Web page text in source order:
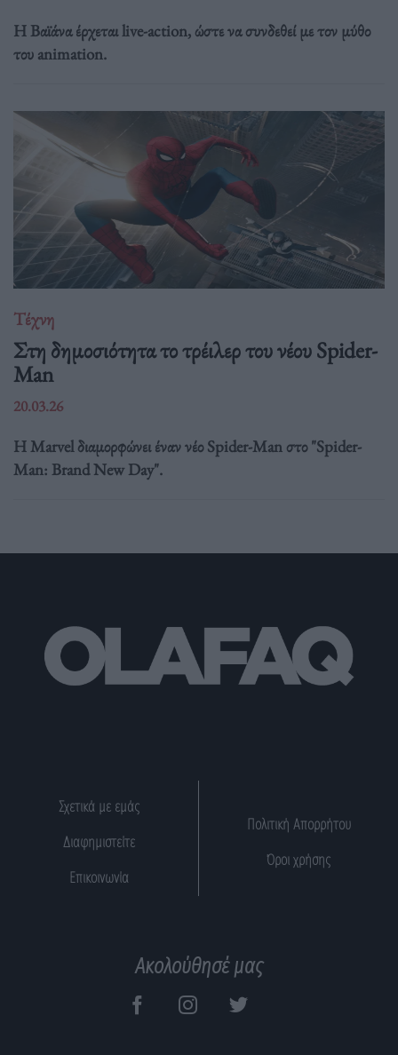
Η Βαϊάνα έρχεται live-action, ώστε να συνδεθεί με τον μύθο
του animation.
Τέχνη
Στη δημοσιότητα το τρέιλερ του νέου Spider-
Man
20.03.26
Η Marvel διαμορφώνει έναν νέο Spider-Man στο "Spider-
Man: Brand New Day".
Σχετικά με εμάς
Διαφημιστείτε
Επικοινωνία
Πολιτική Απορρήτου
Όροι χρήσης
Ακολούθησέ μας